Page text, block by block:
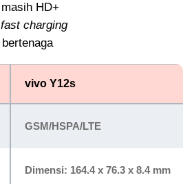
HD+
fast charging
vivo Y12s
GSM/HSPA/LTE
Dimensi: 164.4 x 76.3 x 8.4 mm